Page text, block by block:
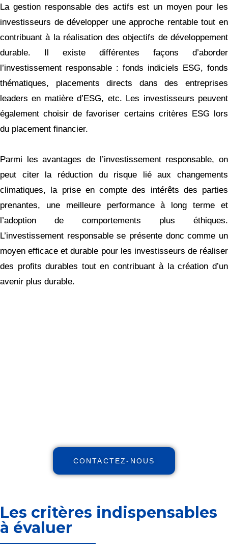
La gestion responsable des actifs est un moyen pour les
investisseurs de développer une approche rentable tout en
contribuant à la réalisation des objectifs de développement
durable. Il existe différentes façons d’aborder
l’investissement responsable : fonds indiciels ESG, fonds
thématiques, placements directs dans des entreprises
leaders en matière d’ESG, etc. Les investisseurs peuvent
également choisir de favoriser certains critères ESG lors
du placement financier.
Parmi les avantages de l’investissement responsable, on
peut citer la réduction du risque lié aux changements
climatiques, la prise en compte des intérêts des parties
prenantes, une meilleure performance à long terme et
l’adoption de comportements plus éthiques.
L’investissement responsable se présente donc comme un
moyen efficace et durable pour les investisseurs de réaliser
des profits durables tout en contribuant à la création d’un
avenir plus durable.
CONTACTEZ-NOUS
Les critères indispensables
à évaluer